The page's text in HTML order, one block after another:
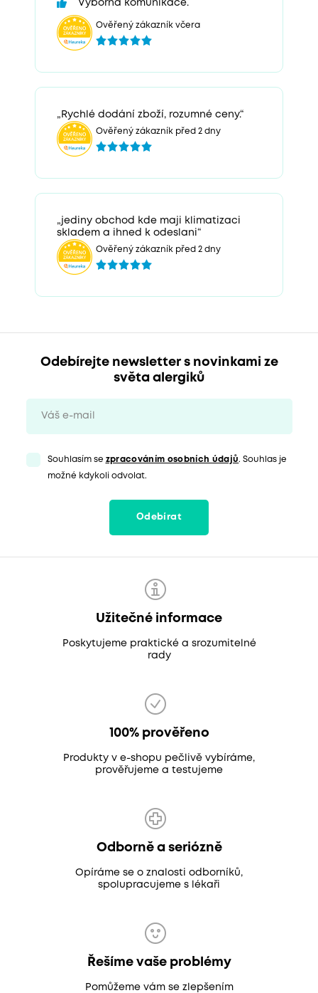
Výborná komunikace.
Ověřený zákazník včera
„Rychlé dodání zboží, rozumné ceny.“
Ověřený zákazník před 2 dny
„jediny obchod kde maji klimatizaci
skladem a ihned k odeslani“
Ověřený zákazník před 2 dny
Odebírejte newsletter s novinkami ze
světa alergiků
Souhlasím se zpracováním osobních údajů. Souhlas je
možné kdykoli odvolat.
Odebírat
Užitečné informace
Poskytujeme praktické a srozumitelné
rady
100% prověřeno
Produkty v e-shopu pečlivě vybíráme,
prověřujeme a testujeme
Odborně a seriózně
Opíráme se o znalosti odborníků,
spolupracujeme s lékaři
Řešíme vaše problémy
Pomůžeme vám se zlepšením